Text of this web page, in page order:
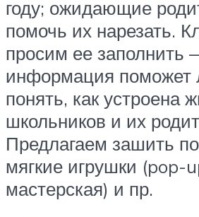
году; ожидающие
помочь их нарезать.
просим ее заполнить
информация поможет
понять, как устроена
школьников и их
Предлагаем зашить
мягкие игрушки (pop-
мастерская) и пр.